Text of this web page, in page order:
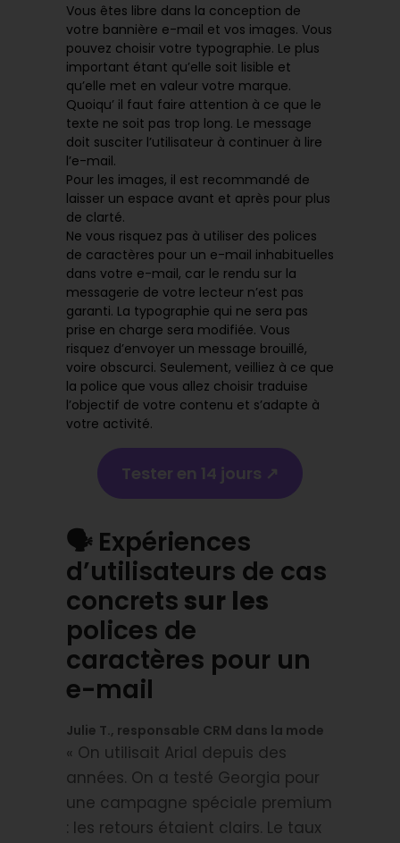
Vous êtes libre dans la conception de
votre bannière e-mail et vos images. Vous
pouvez choisir votre typographie. Le plus
important étant qu’elle soit lisible et
qu’elle met en valeur votre marque.
Quoiqu’ il faut faire attention à ce que le
texte ne soit pas trop long. Le message
doit susciter l’utilisateur à continuer à lire
l’e-mail.
Pour les images, il est recommandé de
laisser un espace avant et après pour plus
de clarté.
Ne vous risquez pas à utiliser des polices
de caractères pour un e-mail inhabituelles
dans votre e-mail, car le rendu sur la
messagerie de votre lecteur n’est pas
garanti. La typographie qui ne sera pas
prise en charge sera modifiée. Vous
risquez d’envoyer un message brouillé,
voire obscurci. Seulement, veilliez à ce que
la police que vous allez choisir traduise
l’objectif de votre contenu et s’adapte à
votre activité.
Tester en 14 jours ↗️
🗣 Expériences
d’utilisateurs de cas
concrets sur les
polices de
caractères pour un
e-mail
Julie T., responsable CRM dans la mode
« On utilisait Arial depuis des
années. On a testé Georgia pour
une campagne spéciale premium
: les retours étaient clairs. Le taux